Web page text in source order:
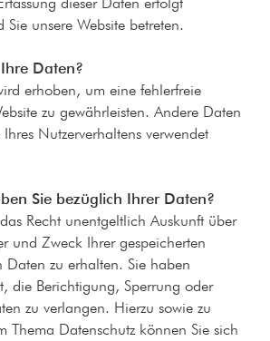
unsere Website betreten.
Daten?
erhoben, um eine fehlerfreie
zu gewährleisten. Andere Daten
Nutzerverhaltens verwendet
Sie bezüglich Ihrer Daten?
Recht unentgeltlich Auskunft über
und Zweck Ihrer gespeicherten
Daten zu erhalten. Sie haben
die Berichtigung, Sperrung oder
zu verlangen. Hierzu sowie zu
Thema Datenschutz können Sie sich